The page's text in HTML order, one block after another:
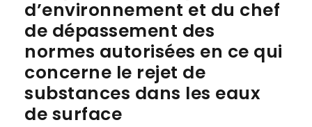
d’environnement et du chef
de dépassement des
normes autorisées en ce qui
concerne le rejet de
substances dans les eaux
de surface